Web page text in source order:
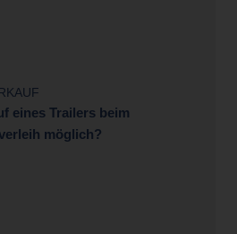
eines Trailers beim
möglich?